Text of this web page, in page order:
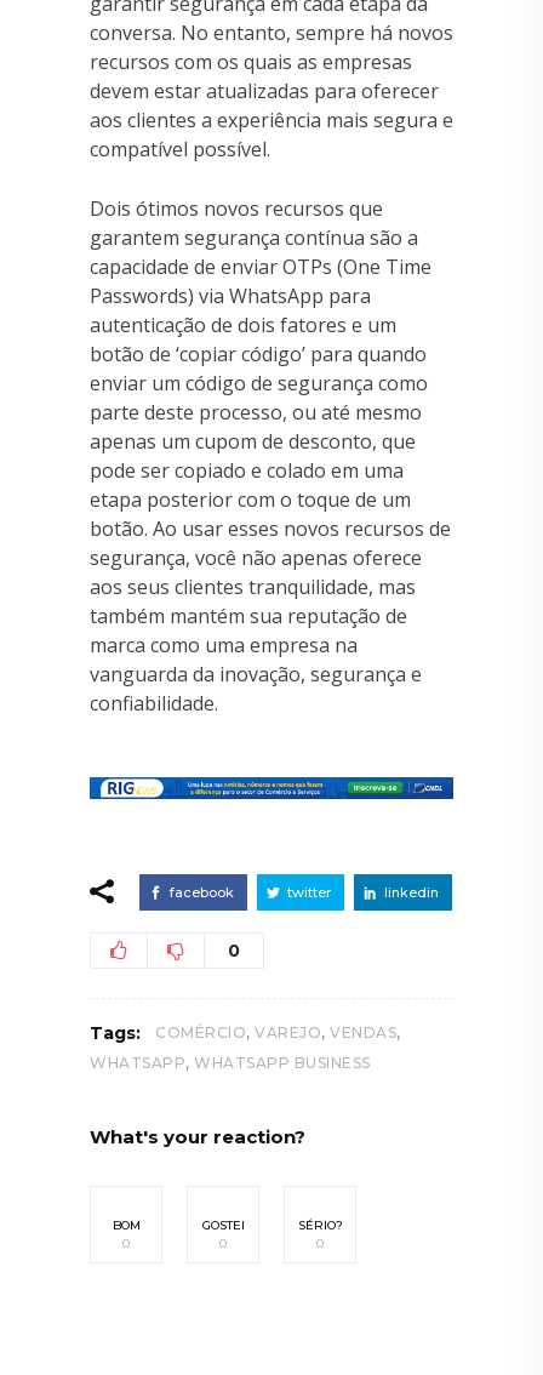
conversa. No entanto, sempre há novos
recursos com os quais as empresas
devem estar atualizadas para oferecer
aos clientes a experiência mais segura e
compatível possível.
Dois ótimos novos recursos que
garantem segurança contínua são a
capacidade de enviar OTPs (One Time
Passwords) via WhatsApp para
autenticação de dois fatores e um
botão de ‘copiar código’ para quando
enviar um código de segurança como
parte deste processo, ou até mesmo
apenas um cupom de desconto, que
pode ser copiado e colado em uma
etapa posterior com o toque de um
botão. Ao usar esses novos recursos de
segurança, você não apenas oferece
aos seus clientes tranquilidade, mas
também mantém sua reputação de
marca como uma empresa na
vanguarda da inovação, segurança e
confiabilidade.
facebook twitter linkedin
0
Tags: COMÉRCIO, VAREJO, VENDAS,
WHATSAPP, WHATSAPP BUSINESS
What's your reaction?
BOM
0
GOSTEI
0
SÉRIO?
0